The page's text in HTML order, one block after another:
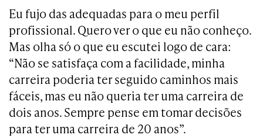
Eu fujo das adequadas para o meu perfil
profissional. Quero ver o que eu não conheço.
Mas olha só o que eu escutei logo de cara:
“Não se satisfaça com a facilidade, minha
carreira poderia ter seguido caminhos mais
fáceis, mas eu não queria ter uma carreira de
dois anos. Sempre pense em tomar decisões
para ter uma carreira de 20 anos”.